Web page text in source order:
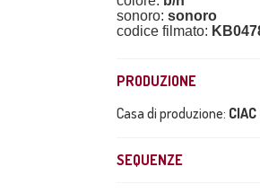
sonoro: sonoro
codice filmato:
PRODUZIONE
Casa di produzione:
SEQUENZE